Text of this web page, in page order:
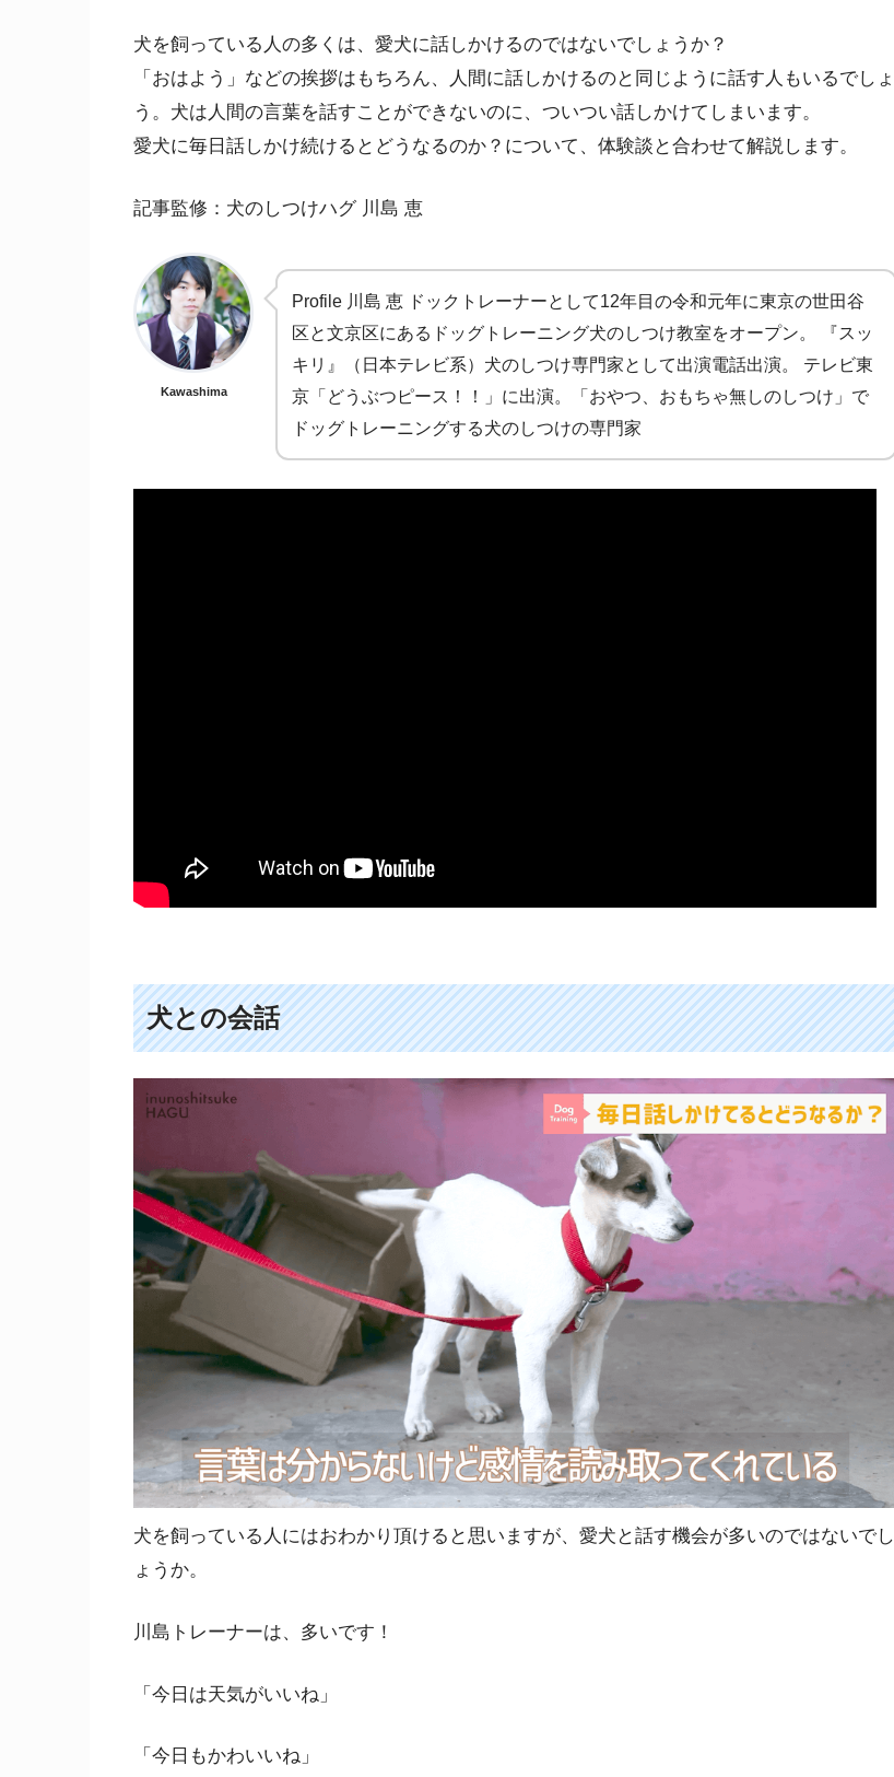
犬を飼っている人の多くは、愛犬に話しかけるのではないでしょうか？
「おはよう」などの挨拶はもちろん、人間に話しかけるのと同じように話す人もいるでしょ
う。犬は人間の言葉を話すことができないのに、ついつい話しかけてしまいます。
愛犬に毎日話しかけ続けるとどうなるのか？について、体験談と合わせて解説します。
記事監修：犬のしつけハグ 川島 恵
Kawashima
Profile 川島 恵 ドックトレーナーとして12年目の令和元年に東京の世田谷
区と文京区にあるドッグトレーニング犬のしつけ教室をオープン。 『スッ
キリ』（日本テレビ系）犬のしつけ専門家として出演電話出演。 テレビ東
京「どうぶつピース！！」に出演。「おやつ、おもちゃ無しのしつけ」で
ドッグトレーニングする犬のしつけの専門家
犬との会話
犬を飼っている人にはおわかり頂けると思いますが、愛犬と話す機会が多いのではないでし
ょうか。
川島トレーナーは、多いです！
「今日は天気がいいね」
「今日もかわいいね」